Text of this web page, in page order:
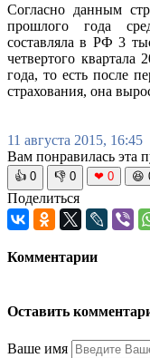
Согласно данным
прошлого года
составляла в РФ 3
четвертого квартала
года, то есть после
страхования, она
11 августа 2015, 16:45
Вам понравилась эта
👍 0 👎 0 ❤ 0 😆
Поделиться
Комментарии
Оставить
Ваше имя